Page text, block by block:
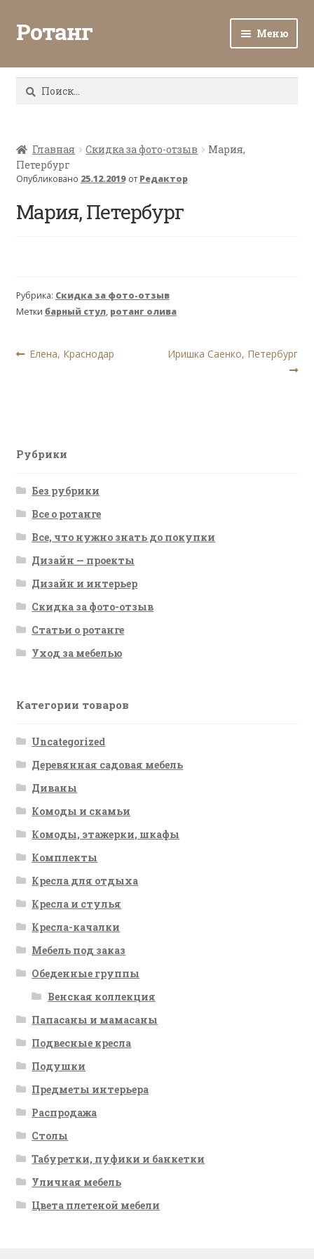
Ротанг Меню
Каталог
Все о ротанге
Ротанг оптом
Найти:
Главная Скидка за фото-отзыв
Мария,
Петербург
Опубликовано 25.12.2019 от Редактор
Мария, Петербург
Рубрика: Скидка за фото-отзыв
Метки барный стул, ротанг олива
Навигация
Предыдущая
Елена, Краснодар
Следующая
Иришка Саенко, Петербург
Рубрики
Без рубрики
Все о ротанге
Все, что нужно знать до покупки
Дизайн — проекты
Дизайн и интерьер
Скидка за фото-отзыв
Статьи о ротанге
Уход за мебелью
Категории товаров
Uncategorized
Деревянная садовая мебель
Диваны
Комоды и скамьи
Комоды, этажерки, шкафы
Комплекты
Кресла для отдыха
Кресла и стулья
Кресла-качалки
Мебель под заказ
Обеденные группы
Венская коллекция
Папасаны и мамасаны
Подвесные кресла
Подушки
Предметы интерьера
Распродажа
Столы
Табуретки, пуфики и банкетки
Уличная мебель
Цвета плетеной мебели